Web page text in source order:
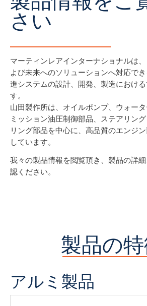
さい
マーティンレアインターナショナルは
よび未来へのソリューションへ対応で
進システムの設計、開発、製造におけ
す。
山田製作所は、オイルポンプ、ウォー
ミッション油圧制御部品、ステアリン
リング部品を中心に、高品質のエンジ
しています。
我々の製品情報を閲覧頂き、製品の詳
認ください。
製品の
アルミ製品